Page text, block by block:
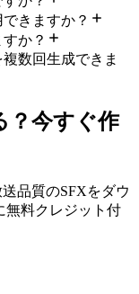
きますか？
か？
数回生成できま
？今すぐ作
品質のSFXをダウ
無料クレジット付